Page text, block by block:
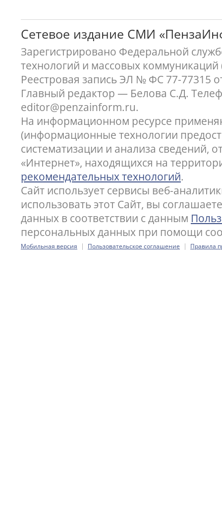
Сетевое издание СМИ
Зарегистрировано Федеральной
технологий и массовых коммуникаций
Реестровая запись ЭЛ № ФС 77-77315
Главный редактор — Белова С.Д.
editor@penzainform.ru.
На информационном ресурсе
(информационные технологии
систематизации и анализа сведений,
«Интернет», находящихся на
рекомендательных технологий.
Сайт использует сервисы веб-
использовать этот Сайт, вы
данных в соответствии с данным
персональных данных при помощи
Мобильная версия | Пользовательское соглашение | Правила